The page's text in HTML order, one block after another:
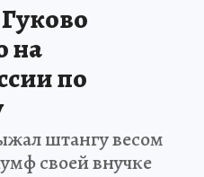
на
по
штангу весом
своей внучке